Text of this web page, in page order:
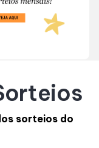
sorteios do